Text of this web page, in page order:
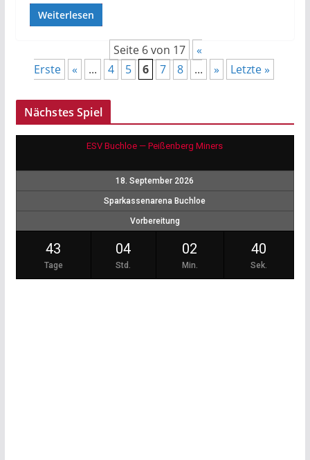
Weiterlesen
Seite 6 von 17
«
Erste
« ... 4 5 6 7 8 ... » Letzte »
Nächstes Spiel
ESV Buchloe — Peißenberg Miners
18. September 2026
Sparkassenarena Buchloe
Vorbereitung
43
Tage
04
Std.
02
Min.
40
Sek.